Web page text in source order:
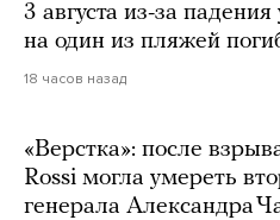
3 августа из-за
на один из пляжей
18 часов назад
«Верстка»: после
Rossi могла умереть
генерала Александра